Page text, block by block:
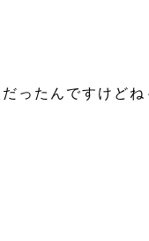
ったんですけど